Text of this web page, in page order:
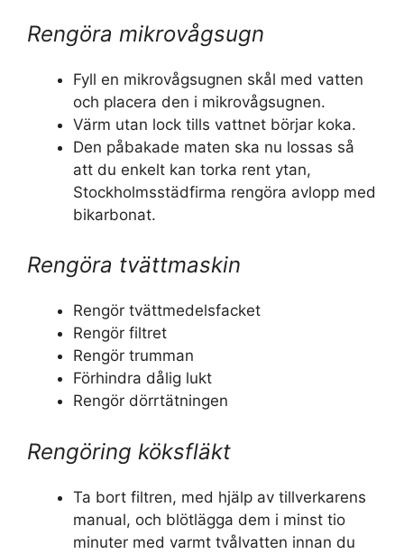
Rengöra mikrovågsugn
Fyll en mikrovågsugnen skål med vatten
och placera den i mikrovågsugnen.
Värm utan lock tills vattnet börjar koka.
Den påbakade maten ska nu lossas så
att du enkelt kan torka rent ytan,
Stockholmsstädfirma rengöra avlopp med
bikarbonat.
Rengöra tvättmaskin
Rengör tvättmedelsfacket
Rengör filtret
Rengör trumman
Förhindra dålig lukt
Rengör dörrtätningen
Rengöring köksfläkt
Ta bort filtren, med hjälp av tillverkarens
manual, och blötlägga dem i minst tio
minuter med varmt tvålvatten innan du